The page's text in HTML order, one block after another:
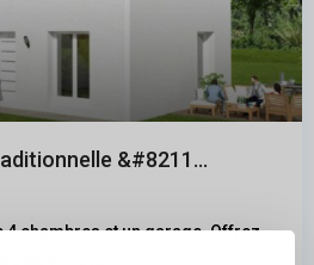
&#8211...
4 chambres et un garage. Offrez